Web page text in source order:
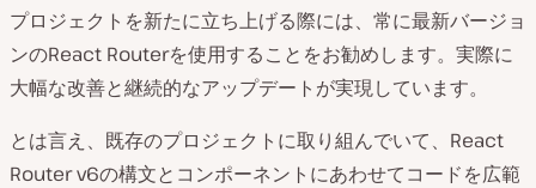
プロジェクトを新たに立ち上げる際には、常に最新バージョ
ンのReact Routerを使用することをお勧めします。実際に
大幅な改善と継続的なアップデートが実現しています。
とは言え、既存のプロジェクトに取り組んでいて、React
Router v6の構文とコンポーネントにあわせてコードを広範